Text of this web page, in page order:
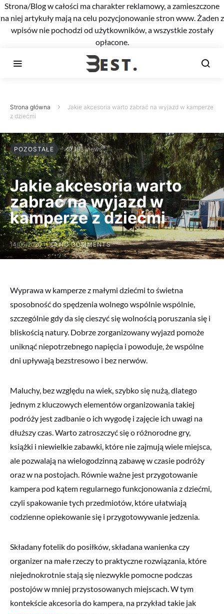
Strona/Blog w całości ma charakter reklamowy, a zamieszczone
na niej artykuły mają na celu pozycjonowanie stron www. Żaden z
wpisów nie pochodzi od użytkowników, a wszystkie zostały
opłacone.
Strona główna
Jakie akcesoria warto zabrać na wyjazd w kamperze
z dziećmi
POZOSTAŁE 183 views
Jakie akcesoria warto
zabrać na wyjazd w
kamperze z dziećmi
14/05/2025 NO COMMENTS
Wyprawa w kamperze z małymi dziećmi to świetna
sposobność do spędzenia wolnego wspólnie wspólnie,
szczególnie gdy da się cieszyć się wolnością poruszania się i
bliskością natury. Dobrze zorganizowany wyjazd pomoże
uniknąć niepotrzebnego napięcia i powoduje, że wspólne
dni upływają bezstresowo i bez nerwów.
Maluchy, bez względu na wiek, szybko się nużą, dlatego
jednym z kluczowych elementów organizowania takiej
podróży jest zadbanie o ich wygodę i zajęcie ich uwagi na
dłuższy czas. Warto zatroszczyć się o różnorodne gry,
książki i niewielkie zabawki, które nie zajmują wiele miejsca,
ale pozwalają na wielogodzinną zabawę w czasie podróży
oraz w na postojach. Równie ważne jest przygotowanie
kampera pod kątem regularnego funkcjonowania z dziećmi,
czyli spakowanie tych przedmiotów, które ułatwiają
codzienne opiekowanie się i przygotowywanie jedzenia.
Składany fotelik do posiłków, składana wanienka czy
organizer na małe rzeczy to praktyczne rozwiązania, które
niejednokrotnie stają się niezwykle pomocne podczas
postojów w mniej przystosowanych miejscach. W tym
kontekście akcesoria do kampera, na przykład takie jak